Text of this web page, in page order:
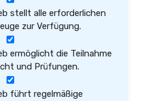
stellt alle erforderlichen
zur Verfügung.
ermöglicht die Teilnahme
und Prüfungen.
führt regelmäßige